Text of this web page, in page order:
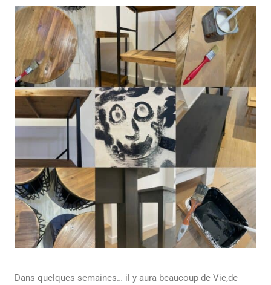
Dans quelques semaines… il y aura beaucoup de Vie,de